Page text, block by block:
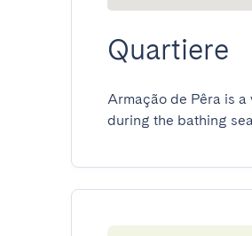
Quartiere
Armação de Pêra is
during the bathing